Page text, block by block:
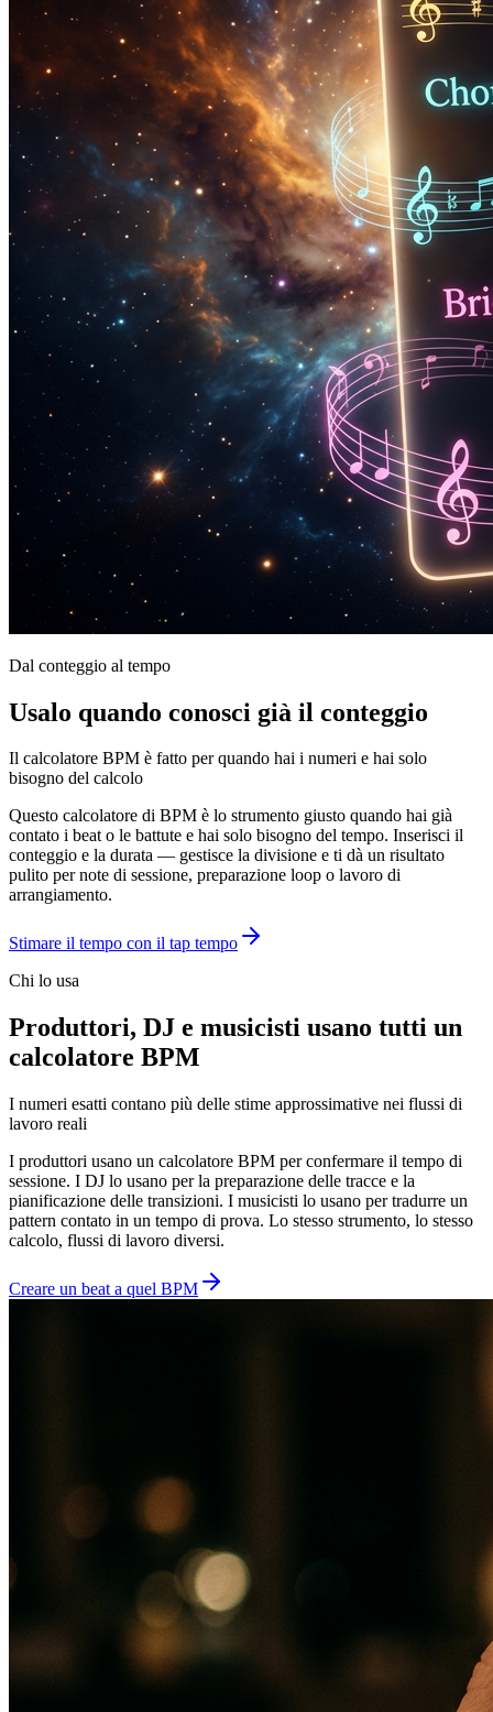
Dal conteggio al tempo
Usalo quando conosci già il conteggio
Il calcolatore BPM è fatto per quando hai i numeri e hai solo
bisogno del calcolo
Questo calcolatore di BPM è lo strumento giusto quando hai già
contato i beat o le battute e hai solo bisogno del tempo. Inserisci il
conteggio e la durata — gestisce la divisione e ti dà un risultato
pulito per note di sessione, preparazione loop o lavoro di
arrangiamento.
Stimare il tempo con il tap tempo
Chi lo usa
Produttori, DJ e musicisti usano tutti un
calcolatore BPM
I numeri esatti contano più delle stime approssimative nei flussi di
lavoro reali
I produttori usano un calcolatore BPM per confermare il tempo di
sessione. I DJ lo usano per la preparazione delle tracce e la
pianificazione delle transizioni. I musicisti lo usano per tradurre un
pattern contato in un tempo di prova. Lo stesso strumento, lo stesso
calcolo, flussi di lavoro diversi.
Creare un beat a quel BPM